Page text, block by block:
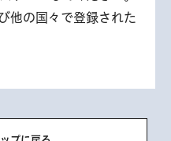
の国々で登録された